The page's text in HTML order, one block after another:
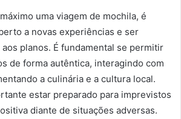
uma viagem de mochila, é
a novas experiências e ser
planos. É fundamental se permitir
de forma autêntica, interagindo com
a culinária e a cultura local.
estar preparado para imprevistos
diante de situações adversas.